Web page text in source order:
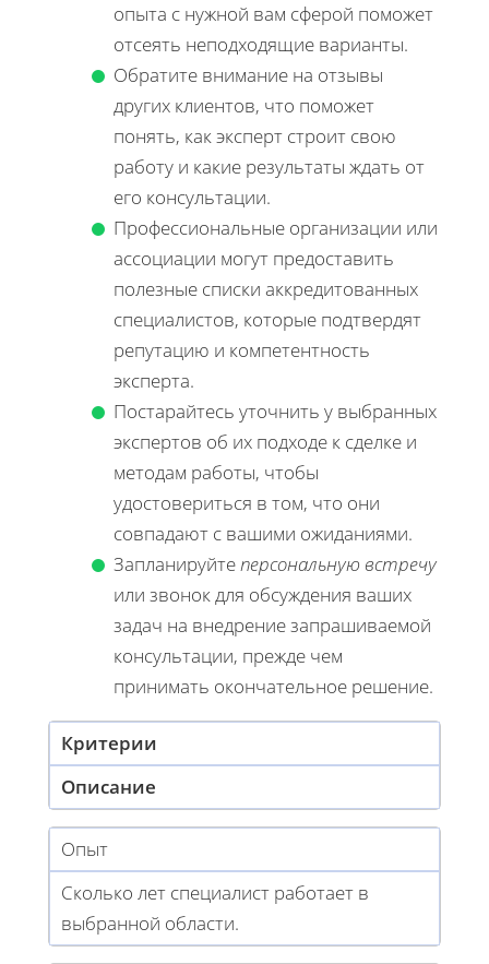
опыта с нужной вам сферой поможет
отсеять неподходящие варианты.
Обратите внимание на отзывы
других клиентов, что поможет
понять, как эксперт строит свою
работу и какие результаты ждать от
его консультации.
Профессиональные организации или
ассоциации могут предоставить
полезные списки аккредитованных
специалистов, которые подтвердят
репутацию и компетентность
эксперта.
Постарайтесь уточнить у выбранных
экспертов об их подходе к сделке и
методам работы, чтобы
удостовериться в том, что они
совпадают с вашими ожиданиями.
Запланируйтеперсональную встречу
или звонок для обсуждения ваших
задач на внедрение запрашиваемой
консультации, прежде чем
принимать окончательное решение.
Критерии
Описание
Опыт
Сколько лет специалист работает в
выбранной области.